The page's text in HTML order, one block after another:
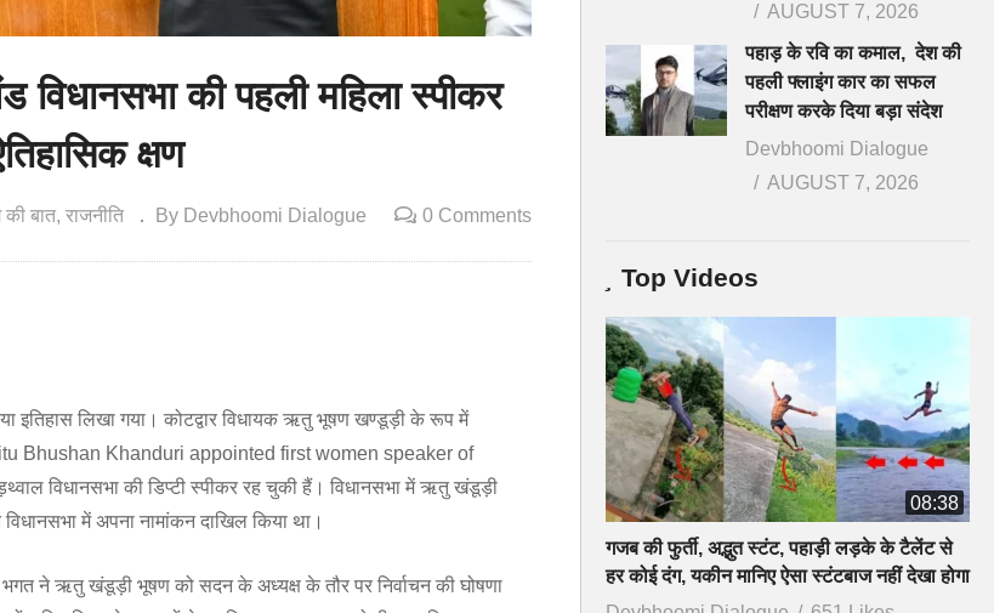
की पहली महिला स्पीकर
क्षण
की बात राजनीति By Devbhoomi Dialogue 0 Comments
इतिहास लिखा गया। कोटद्वार विधायक ऋतु भूषण खण्डूड़ी के रूप में
Bhushan Khanduri appointed first women speaker of
विधानसभा की डिप्टी स्पीकर रह चुकी हैं। विधानसभा में ऋतु खंडूड़ी
में अपना नामांकन दाखिल किया था।
भगत ने ऋतु खंडूड़ी भूषण को सदन के अध्यक्ष के तौर पर निर्वाचन की घोषणा
AUGUST 7, 2026
पहाड़ के रवि का कमाल, देश की
पहली फ्लाइंग कार का सफल
परीक्षण करके दिया बड़ा संदेश
Devbhoomi Dialogue
AUGUST 7, 2026
Top Videos
08:38
गजब की फुर्ती, अद्भुत स्टंट, पहाड़ी लड़के के टैलेंट से
हर कोई दंग, यकीन मानिए ऐसा स्टंटबाज नहीं देखा होगा